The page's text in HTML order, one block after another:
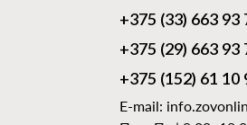
+375 (33) 663 93
+375 (29) 663 93
+375 (152) 61 10
E-mail: